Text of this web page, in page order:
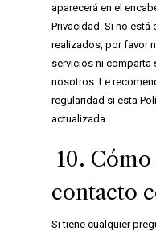
aparecerá en el
Privacidad. Si no
realizados, por favor
servicios ni comparta
nosotros. Le
regularidad si esta
actualizada.
10.
contacto
Si tiene cualquier